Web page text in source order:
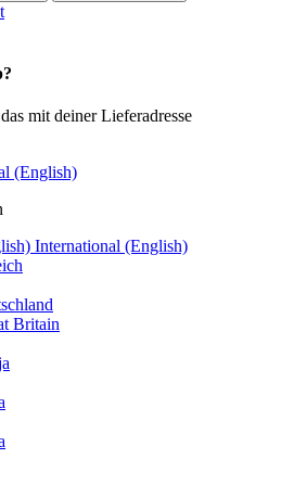
mit deiner Lieferadresse
(English)
International (English)
Britain